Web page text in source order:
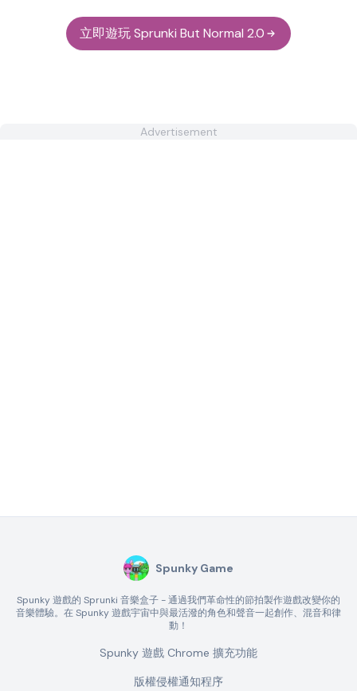
立即遊玩 Sprunki But Normal 2.0
Advertisement
Spunky Game
Spunky 遊戲的 Sprunki 音樂盒子 - 通過我們革命性的節拍製作遊戲改變你的
音樂體驗。在 Spunky 遊戲宇宙中與最活潑的角色和聲音一起創作、混音和律
動！
Spunky 遊戲 Chrome 擴充功能
版權侵權通知程序